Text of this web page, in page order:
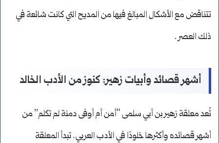
تتناقض مع الأشكال المبالغ فيها من المديح التي كانت شائعة في
ذلك العصر .
أشهر قصائد وأبيات زهير: كنوز من الأدب الخالد
تُعد معلقة زهير بن أبي سلمى “أمن أم أوفى دمنة لم تكلم” من
أشهر قصائده وأكثرها خلودًا في الأدب العربي. تبدأ المعلقة